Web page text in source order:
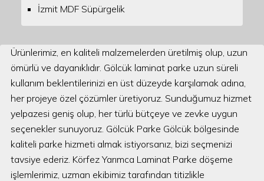
İzmit MDF Süpürgelik
Ürünlerimiz, en kaliteli malzemelerden üretilmiş olup, uzun
ömürlü ve dayanıklıdır. Gölcük laminat parke uzun süreli
kullanım beklentilerinizi en üst düzeyde karşılamak adına,
her projeye özel çözümler üretiyoruz. Sunduğumuz hizmet
yelpazesi geniş olup, her türlü bütçeye ve zevke uygun
seçenekler sunuyoruz. Gölcük Parke Gölcük bölgesinde
kaliteli parke hizmeti almak istiyorsanız, bizi seçmenizi
tavsiye ederiz. Körfez Yarımca Laminat Parke döşeme
işlemlerimiz, uzman ekibimiz tarafından titizlikle